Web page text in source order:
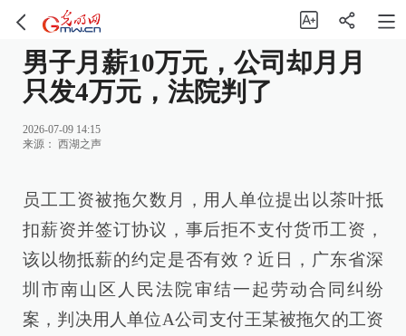
男子月薪10万元，公司却月月
只发4万元，法院判了
2026-07-09 14:15
来源： 西湖之声
员工工资被拖欠数月，用人单位提出以茶叶抵
扣薪资并签订协议，事后拒不支付货币工资，
该以物抵薪的约定是否有效？近日，广东省深
圳市南山区人民法院审结一起劳动合同纠纷
案，判决用人单位A公司支付王某被拖欠的工资